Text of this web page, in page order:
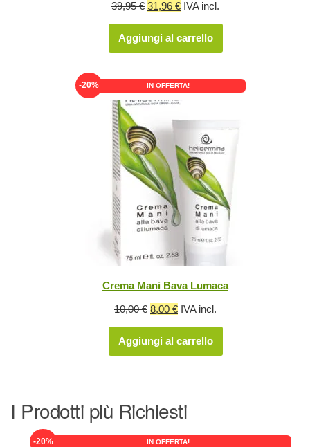
39,95€ Il
prezzo
originale
39,95 €.
31,96 €Il
prezzo
attuale
31,96 €.
IVA incl.
Aggiungi al carrello
IN OFFERTA!
-20%
Crema Mani Bava Lumaca
10,00€ Il
prezzo
originale
8,00 €Il
prezzo
attuale
IVA incl.
Aggiungi al carrello
I Prodotti più Richiesti
IN OFFERTA!
-20%